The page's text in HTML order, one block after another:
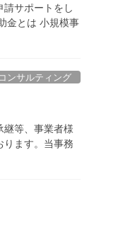
サポートをし
金とは 小規模事
サルティング
継等、事業者様
ります。当事務